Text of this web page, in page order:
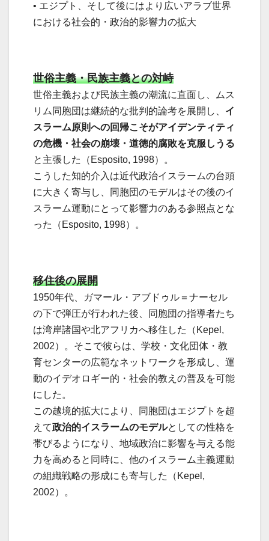
• エジプト、そして後にはより広いアラブ世界
における社会的・政治的影響力の拡大
世俗主義・民族主義との対峙
世俗主義および民族主義の潮流に直面し、ムス
リム同胞団は継続的な批判的論考を展開し、 イ
スラーム原則への回帰こそがアイデンティティ
の危機・社会の崩壊・道徳的腐敗を克服しうる
と主張した（Esposito, 1998）。
こうした知的介入は近代政治イスラームの台頭
に大きく寄与し、同胞団のモデルはその後のイ
スラーム運動にとって影響力のある参照点とな
った（Esposito, 1998）。
移住後の展開
1950年代、ガマール・アブドゥル＝ナーセル
の下で弾圧が行われた後、同胞団の指導者たち
は湾岸諸国や北アフリカへ移住した（Kepel,
2002）。そこで彼らは、学校・文化団体・教
育センターの広範なネットワークを形成し、運
動のイデオロギー的・社会的教えの普及を可能
にした。
この越境的拡大により、同胞団はエジプトを超
えて政治的イスラームのモデルとしての性格を
帯びるようになり、地域政治に影響を与える能
力を高めると同時に、他のイスラーム主義運動
の組織戦略の形成にも寄与した（Kepel,
2002）。